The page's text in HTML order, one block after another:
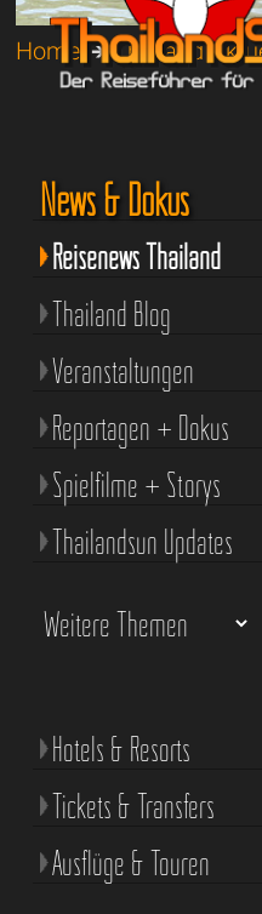
Home➔Thailand
News & Dokus
Reisenews Thailand
Thailand Blog
Veranstaltungen
Reportagen + Dokus
Spielfilme + Storys
Thailandsun Updates
Hotels & Resorts
Tickets & Transfers
Ausflüge & Touren